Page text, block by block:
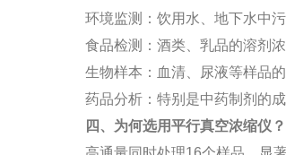
环境监测：饮用水、地下水中污
食品检测：酒类、乳品的溶剂浓
生物样本：血清、尿液等样品的
药品分析：特别是中药制剂的成
四、为何选用平行真空浓缩仪？